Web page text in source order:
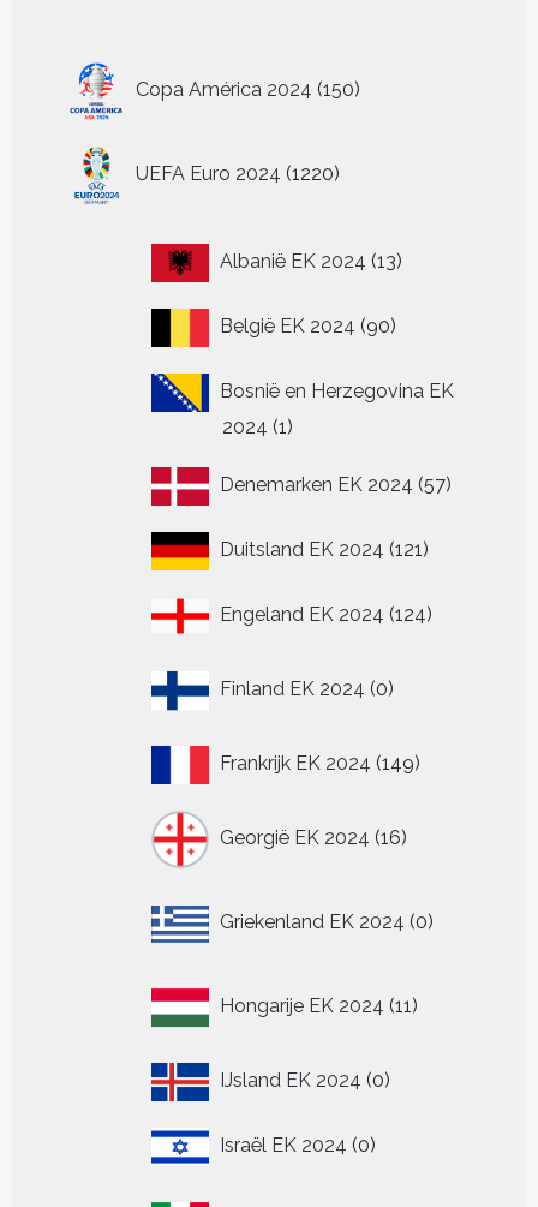
Copa América 2024 150
producten
UEFA Euro 2024 1220
producten
Albanië EK 2024 1313
België EK 2024 9090
Bosnië en Herzegovina EK
2024 11
Denemarken EK 2024 5757
Duitsland EK 2024 121121
Engeland EK 2024 124124
Finland EK 2024 0
producten
Frankrijk EK 2024 149149
Georgië EK 2024 16
producten
Griekenland EK 2024 0
producten
Hongarije EK 2024 11
producten
IJsland EK 2024 00
Israël EK 2024 00